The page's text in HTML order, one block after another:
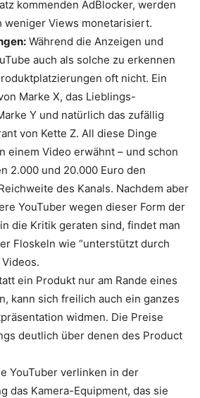
kommenden AdBlocker, werden
weniger Views monetarisiert.
Während die Anzeigen und
auch als solche zu erkennen
oft nicht. Ein
Marke X, das Lieblings-
Y und natürlich das zufällig
von Kette Z. All diese Dinge
einem Video erwähnt – und schon
2.000 und 20.000 Euro den
des Kanals. Nachdem aber
YouTuber wegen dieser Form der
die Kritik geraten sind, findet man
Floskeln wie “unterstützt durch
Videos.
ein Produkt nur am Rande eines
kann sich freilich auch ein ganzes
widmen. Die Preise
deutlich über denen des Product
YouTuber verlinken in der
das Kamera-Equipment, das sie